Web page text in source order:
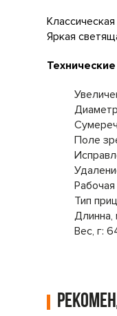
Яркая
Поле
Тип
Длинна,
Вес, г: